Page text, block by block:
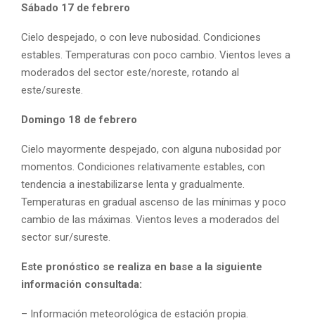
Sábado 17 de febrero
Cielo despejado, o con leve nubosidad. Condiciones
estables. Temperaturas con poco cambio. Vientos leves a
moderados del sector este/noreste, rotando al
este/sureste.
Domingo 18 de febrero
Cielo mayormente despejado, con alguna nubosidad por
momentos. Condiciones relativamente estables, con
tendencia a inestabilizarse lenta y gradualmente.
Temperaturas en gradual ascenso de las mínimas y poco
cambio de las máximas. Vientos leves a moderados del
sector sur/sureste.
Este pronóstico se realiza en base a la siguiente
información consultada:
– Información meteorológica de estación propia.